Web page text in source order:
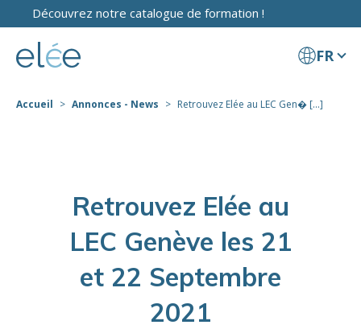
Découvrez notre catalogue de formation !
FR
Accueil Annonces - News Retrouvez Elée au LEC Gen� [...]
Retrouvez Elée au
LEC Genève les 21
et 22 Septembre
2021